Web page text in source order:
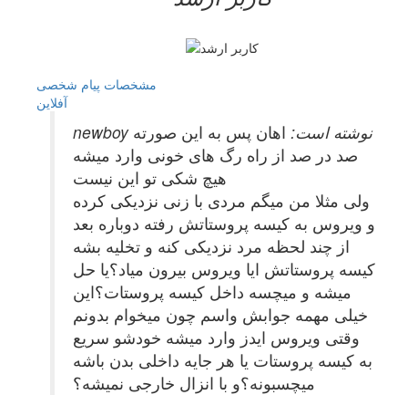
مشخصات پیام شخصی
آفلاين
newboy نوشته است: اهان پس به این صورته
صد در صد از راه رگ های خونی وارد میشه
هیچ شکی تو این نیست
ولی مثلا من میگم مردی با زنی نزدیکی کرده
و ویروس به کیسه پروستاتش رفته دوباره بعد
از چند لحظه مرد نزدیکی کنه و تخلیه بشه
کیسه پروستاتش ایا ویروس بیرون میاد؟یا حل
میشه و میچسه داخل کیسه پروستات؟این
خیلی مهمه جوابش واسم چون میخوام بدونم
وقتی ویروس ایدز وارد میشه خودشو سریع
به کیسه پروستات یا هر جایه داخلی بدن باشه
میچسبونه؟و با انزال خارجی نمیشه؟